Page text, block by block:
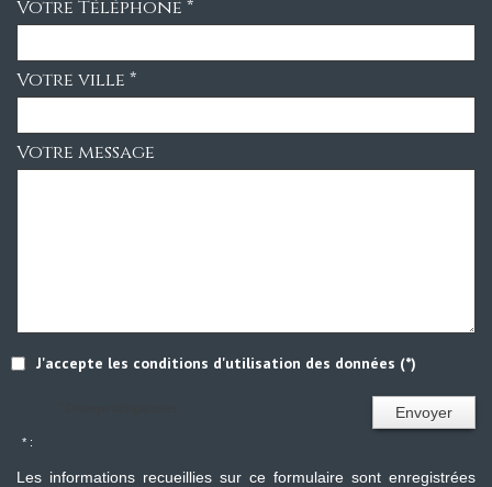
Votre Téléphone *
Votre ville *
Votre message
J'accepte les conditions d'utilisation des données (*)
Envoyer
* :
Les informations recueillies sur ce formulaire sont enregistrées